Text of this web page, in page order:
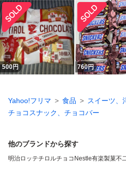
500円 760円
Yahoo!フリマ 食品 スイーツ、
チョコスナック、チョコバー
他のブランドから探す
明治ロッテチロルチョコ Nestle有楽製菓不